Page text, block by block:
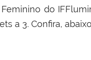
do
a 3. Confira,